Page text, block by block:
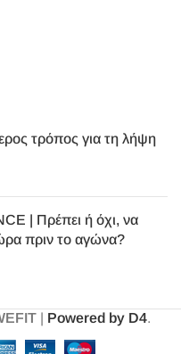
τρόπος για τη λήψη
| Πρέπει ή όχι, να
πριν το αγώνα?
| Powered by D4.